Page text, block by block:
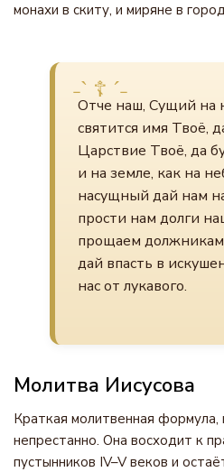
монахи в скиту, и миряне в
Отче наш, Сущий на
святится имя Твоё,
Царствие Твоё, да
и на земле, как на
насущный дай нам
прости нам долги
прощаем
дай впасть в
нас от лукавого.
Молитва Иисусова
Краткая молитвенная
непрестанно. Она восходит к
пустынников IV–V веков и